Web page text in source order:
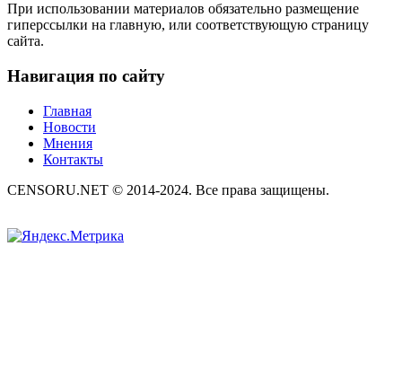
При использовании материалов обязательно размещение
гиперссылки на главную, или соответствующую страницу
сайта.
Навигация по сайту
Главная
Новости
Мнения
Контакты
CENSORU.NET © 2014-2024. Все права защищены.